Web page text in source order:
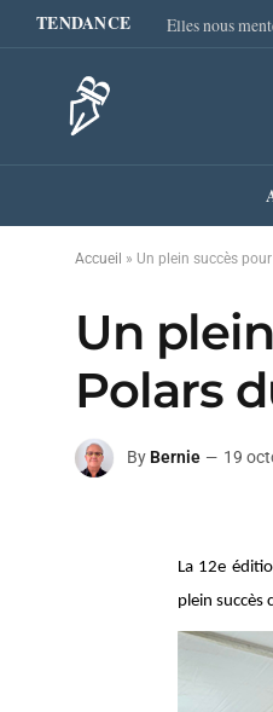
TENDANCE
Accueil » Un plein succès
Un
Polars
By Bernie 19
La 12e
plein succès